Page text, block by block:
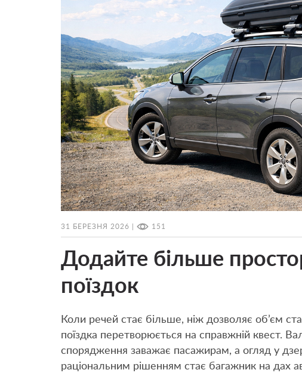
31 БЕРЕЗНЯ 2026 | 151
Додайте більше
поїздок
Коли речей стає більше, ніж дозволяє об’єм
поїздка перетворюється на справжній квест.
спорядження заважає пасажирам, а огляд у
раціональним рішенням стає багажник на дах